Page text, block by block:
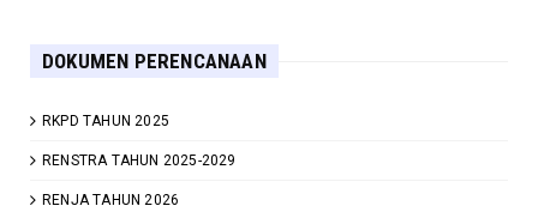
DOKUMEN PERENCANAAN
RKPD TAHUN 2025
RENSTRA TAHUN 2025-2029
RENJA TAHUN 2026